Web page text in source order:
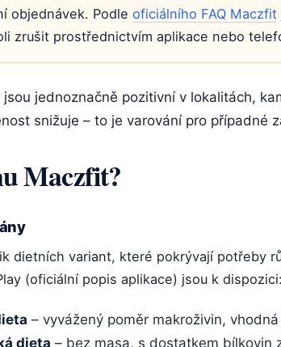
objednávek. Podle oficiálního FAQ Maczfit
zrušit prostřednictvím aplikace nebo
jsou jednoznačně pozitivní v lokalitách,
snižuje – to je varování pro případné
Maczfit?
dietních variant, které pokrývají potřeby
(oficiální popis aplikace) jsou k dispozici:
– vyvážený poměr makroživin,
dieta – bez masa, s dostatkem bílkovin